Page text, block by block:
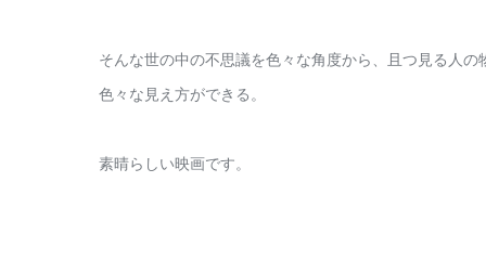
そんな世の中の不思議を色々な角度から、且つ見る人の
色々な見え方ができる。
素晴らしい映画です。